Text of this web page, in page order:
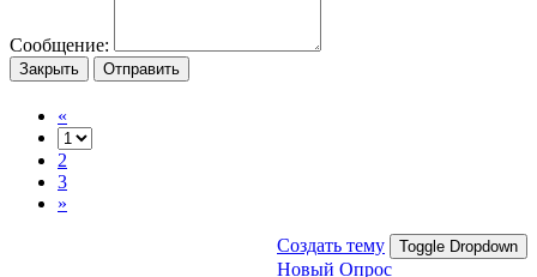
Сообщение:
Закрыть Отправить
«
2
3
»
Создать тему Toggle Dropdown
Новый Опрос